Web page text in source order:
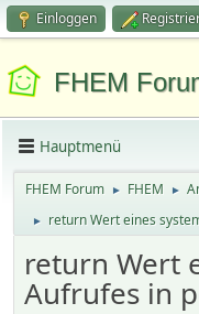
Einloggen
FHEM
Hauptmenü
FHEM Forum ► FHEM ►
► return Wert eines
return Wert
Aufrufes in